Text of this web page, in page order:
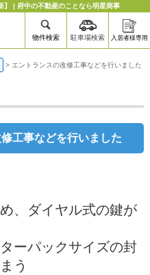
】 | 府中の不動産のことなら明星商事
物件検索 駐車場検索 入居者様専用
> エントランスの改修工事などを行いました
工事などを行いました
、ダイヤル式の鍵が
ーパックサイズの封
う